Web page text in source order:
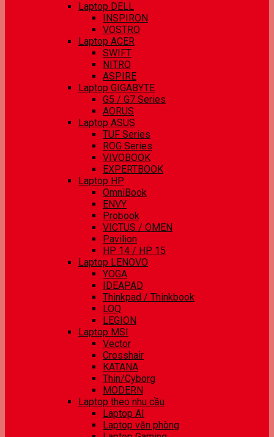
Laptop DELL
INSPIRON
VOSTRO
Laptop ACER
SWIFT
NITRO
ASPIRE
Laptop GIGABYTE
G5 / G7 Series
AORUS
Laptop ASUS
TUF Series
ROG Series
VIVOBOOK
EXPERTBOOK
Laptop HP
OmniBook
ENVY
Probook
VICTUS / OMEN
Pavilion
HP 14 / HP 15
Laptop LENOVO
YOGA
IDEAPAD
Thinkpad / Thinkbook
LOQ
LEGION
Laptop MSI
Vector
Crosshair
KATANA
Thin/Cyborg
MODERN
Laptop theo nhu cầu
Laptop AI
Laptop văn phòng